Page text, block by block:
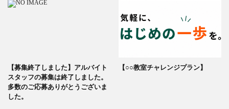
【募集終了しました】アルバイト
スタッフの募集は終了しました。
多数のご応募ありがとうございま
した。
【○○教室チャレンジプラン】